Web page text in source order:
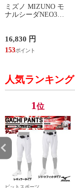
ミズノ MIZUNO モ
ナルシーダNEO3
カースパイク ワイド
26AW (P1GA262154)
16,830 円
153
人気ランキング
1位
ピットスポーツ